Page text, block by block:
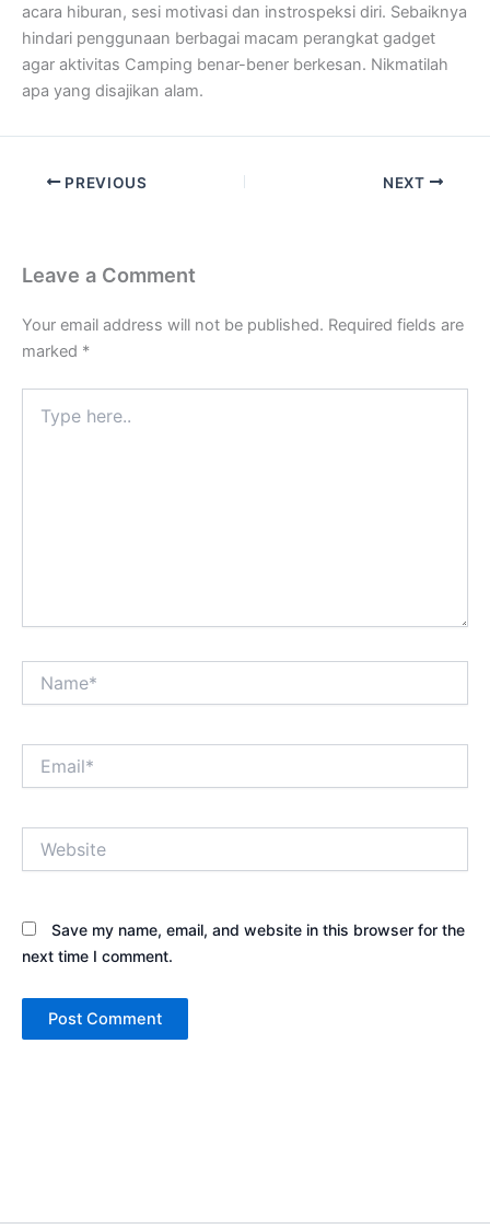
acara hiburan, sesi motivasi dan instrospeksi diri. Sebaiknya
hindari penggunaan berbagai macam perangkat gadget
agar aktivitas Camping benar-bener berkesan. Nikmatilah
apa yang disajikan alam.
PREVIOUS NEXT
Leave a Comment
Your email address will not be published. Required fields are
marked *
here..
Save my name, email, and website in this browser for the
next time I comment.